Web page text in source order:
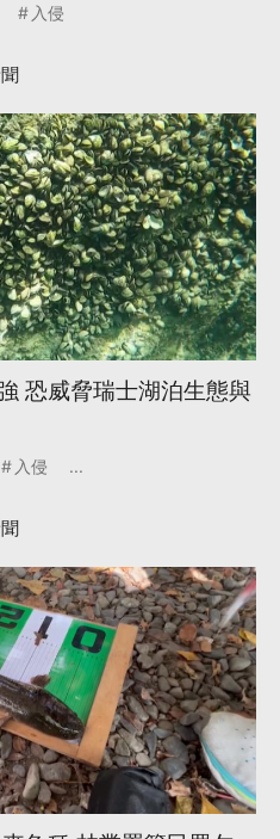
入侵
恐威脅瑞士湖泊生態與
入侵 ...